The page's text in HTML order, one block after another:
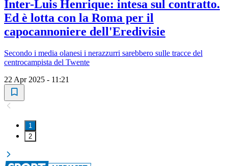
Inter-Luis Henrique: intesa sul contratto.
Ed è lotta con la Roma per il
capocannoniere dell'Eredivisie
Secondo i media olanesi i nerazzurri sarebbero sulle tracce del
centrocampista del Twente
22 Apr 2025 - 11:21
1
2